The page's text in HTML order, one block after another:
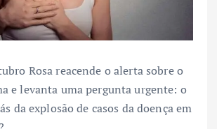
Rosa reacende o alerta sobre o
e levanta uma pergunta urgente: o
da explosão de casos da doença em